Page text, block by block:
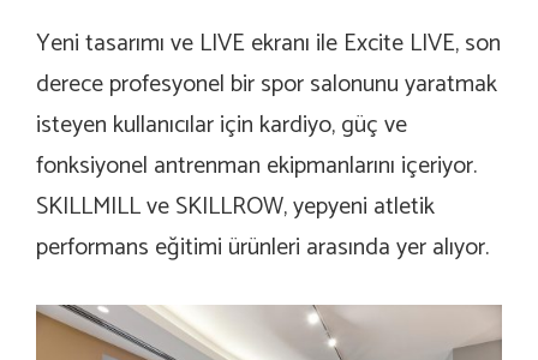
Yeni tasarımı ve LIVE ekranı ile Excite LIVE, son
derece profesyonel bir spor salonunu yaratmak
isteyen kullanıcılar için kardiyo, güç ve
fonksiyonel antrenman ekipmanlarını içeriyor.
SKILLMILL ve SKILLROW, yepyeni atletik
performans eğitimi ürünleri arasında yer alıyor.